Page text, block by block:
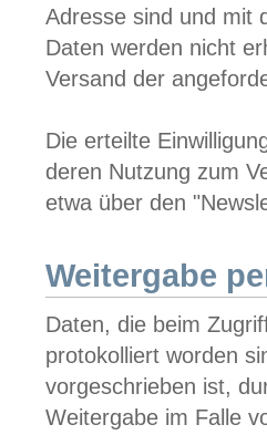
Adresse sind und mit
Daten werden nicht
Versand der
Die erteilte
deren Nutzung zum
etwa über den
Weitergabe
Daten, die beim
protokolliert worden
vorgeschrieben ist,
Weitergabe im Falle